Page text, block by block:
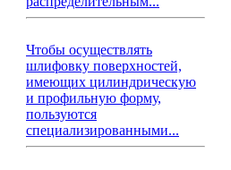
Чтобы осуществлять
шлифовку поверхностей,
имеющих цилиндрическую
и профильную форму,
пользуются
специализированными...